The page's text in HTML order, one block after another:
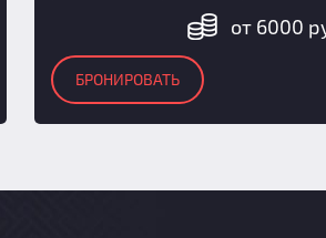
от 6000
БРОНИРОВАТЬ